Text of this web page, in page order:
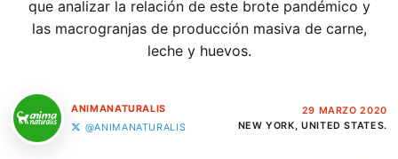
que analizar la relación de este brote pandémico y
las macrogranjas de producción masiva de carne,
leche y huevos.
ANIMANATURALIS
@ANIMANATURALIS
29 MARZO 2020
NEW YORK, UNITED STATES.